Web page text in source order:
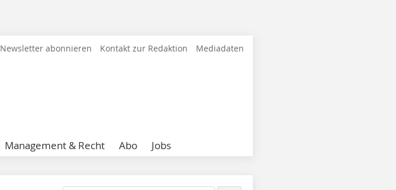
Newsletter abonnieren Kontakt zur Redaktion Mediadaten
Management & Recht Abo Jobs